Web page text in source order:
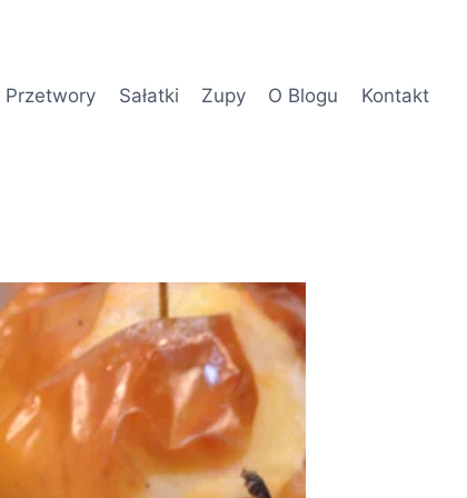
Przetwory Sałatki Zupy O Blogu Kontakt